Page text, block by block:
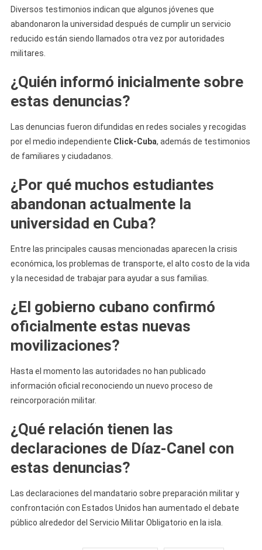
Diversos testimonios indican que algunos jóvenes que
abandonaron la universidad después de cumplir un servicio
reducido están siendo llamados otra vez por autoridades
militares.
¿Quién informó inicialmente sobre
estas denuncias?
Las denuncias fueron difundidas en redes sociales y recogidas
por el medio independiente Click-Cuba, además de testimonios
de familiares y ciudadanos.
¿Por qué muchos estudiantes
abandonan actualmente la
universidad en Cuba?
Entre las principales causas mencionadas aparecen la crisis
económica, los problemas de transporte, el alto costo de la vida
y la necesidad de trabajar para ayudar a sus familias.
¿El gobierno cubano confirmó
oficialmente estas nuevas
movilizaciones?
Hasta el momento las autoridades no han publicado
información oficial reconociendo un nuevo proceso de
reincorporación militar.
¿Qué relación tienen las
declaraciones de Díaz-Canel con
estas denuncias?
Las declaraciones del mandatario sobre preparación militar y
confrontación con Estados Unidos han aumentado el debate
público alrededor del Servicio Militar Obligatorio en la isla.